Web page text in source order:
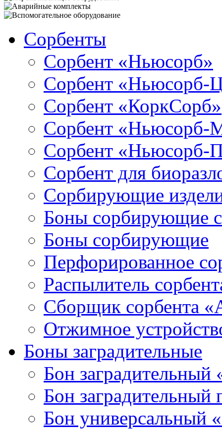
Сорбенты
Сорбент «Ньюсорб»
Сорбент «Ньюсорб-
Сорбент «КоркСорб»
Сорбент «Ньюсорб-
Сорбент «Ньюсорб-
Сорбент для
Сорбирующие
Боны сорбирующие
Боны сорбирующие
Перфорированное
Распылитель
Сборщик сорбента
Отжимное
Боны заградительные
Бон заградительный
Бон
Бон универсальный